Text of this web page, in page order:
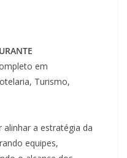
em
Turismo,
alinhar a estratégia da
equipes,